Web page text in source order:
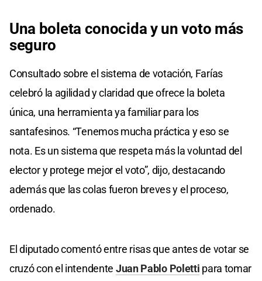
Una boleta conocida y un voto más
seguro
Consultado sobre el sistema de votación, Farías
celebró la agilidad y claridad que ofrece la boleta
única, una herramienta ya familiar para los
santafesinos. “Tenemos mucha práctica y eso se
nota. Es un sistema que respeta más la voluntad del
elector y protege mejor el voto”, dijo, destacando
además que las colas fueron breves y el proceso,
ordenado.
El diputado comentó entre risas que antes de votar se
cruzó con el intendente Juan Pablo Poletti para tomar